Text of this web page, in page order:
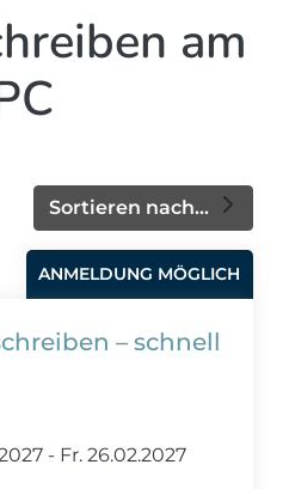
am
Sortieren nach...
ANMELDUNG MÖGLICH
– schnell
- Fr. 26.02.2027